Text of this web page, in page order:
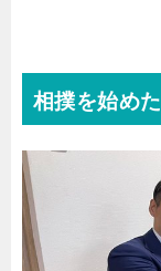
相撲を始め